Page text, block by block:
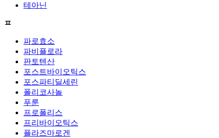
테아닌
ㅍ
파로효소
파비플로라
판토텐산
포스트바이오틱스
포스파티딜세린
폴리코사놀
푸룬
프로폴리스
프리바이오틱스
플라즈마로겐